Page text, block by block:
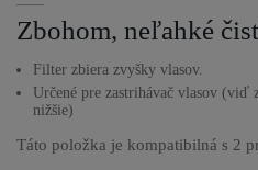
Zbohom, neľahké
Filter zbiera zvyšky vlasov.
Určené pre zastrihávač vlasov
nižšie)
Táto položka je kompatibilná s 2